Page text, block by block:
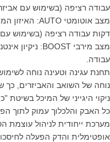
עבודה רציפה (בשימוש עם
דקות עבודה רציפה (בשימוש עם
עבודה.
תחנת עגינה וטעינה נוחה
נוחה של השואב והאביזרים, כך
ניקוי היגייני של המיכל בשיטת
כל האבק והלכלוך עמוק לתוך
אופטימלית והדק הפעלה